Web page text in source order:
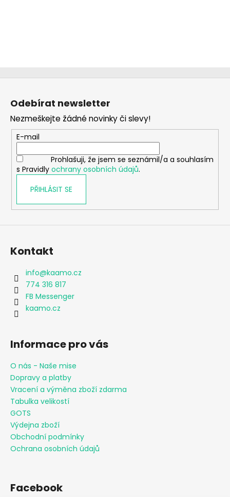
Z
Odebírat newsletter
Nezmeškejte žádné novinky či slevy!
E-mail
Prohlašuji, že jsem se seznámil/a a souhlasím
s Pravidly ochrany osobních údajů.
PŘIHLÁSIT SE
Kontakt
info@kaamo.cz
774 316 817
FB Messenger
kaamo.cz
Informace pro vás
O nás - Naše mise
Dopravy a platby
Vracení a výměna zboží zdarma
Tabulka velikostí
GOTS
Výdejna zboží
Obchodní podmínky
Ochrana osobních údajů
Facebook